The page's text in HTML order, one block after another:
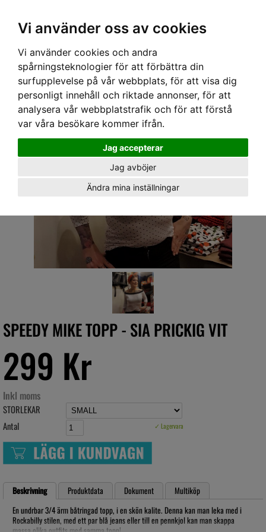
Vi använder oss av cookies
Vi använder cookies och andra
spårningsteknologier för att förbättra din
surfupplevelse på vår webbplats, för att visa dig
personligt innehåll och riktade annonser, för att
analysera vår webbplatstrafik och för att förstå
var våra besökare kommer ifrån.
Jag accepterar
Jag avböjer
Ändra mina inställningar
Hem› DAM›TOPPAR › SPEEDY MIKE TOPP - SIA PRICKIG VIT
SPEEDY MIKE TOPP - SIA PRICKIG VIT
299 Kr
Inkl moms
STORLEKAR
Antal
✓ Lagervara
Beskrivning Produktdata Dokument
Multiköp
En undrbar 3/4 ärm båtringad topp, i en skön kalite. Denna kan man leka med i
Rockabilly stilen, med ett par blå jeans eller till en pennkjol kan man skappa